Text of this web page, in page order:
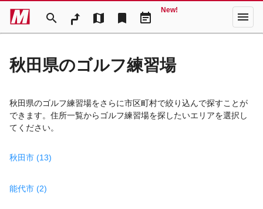
search map bookmark event_note
New! menu
秋田県のゴルフ練習場
秋田県のゴルフ練習場をさらに市区町村で絞り込んで探すことが
できます。住所一覧からゴルフ練習場を探したいエリアを選択し
てください。
秋田市 (13)
能代市 (2)